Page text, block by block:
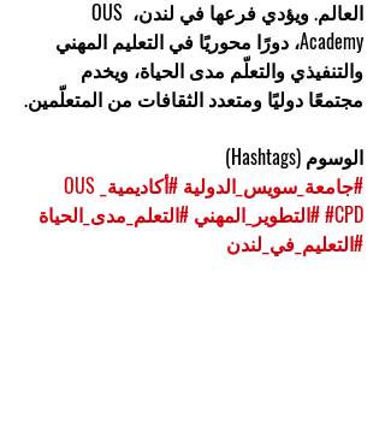
العالم. ويؤدي فرعها في لندن، OUS
Academy، دورًا محوريًا في التعليم المهني
والتنفيذي والتعلّم مدى الحياة، ويخدم
مجتمعًا دوليًا ومتعدد الثقافات من المتعلّمين.
الوسوم (Hashtags)
#جامعة_سويس_الدولية #أكاديمية_OUS
#CPD#التطوير_المهني #التعلم_مدى_الحياة
#التعليم_في_لندن